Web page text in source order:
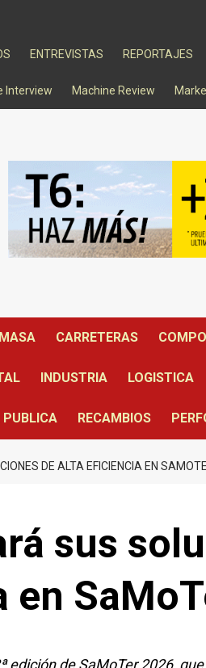
ENTREVISTAS REPORTAJES
Interview Machine Review
CARRETERAS
INDUSTRIA LOGISTICA
PUBLICA RECAMBIOS
DE ALTA EFICIENCIA EN
sus
edición de SaMoTer 2026,